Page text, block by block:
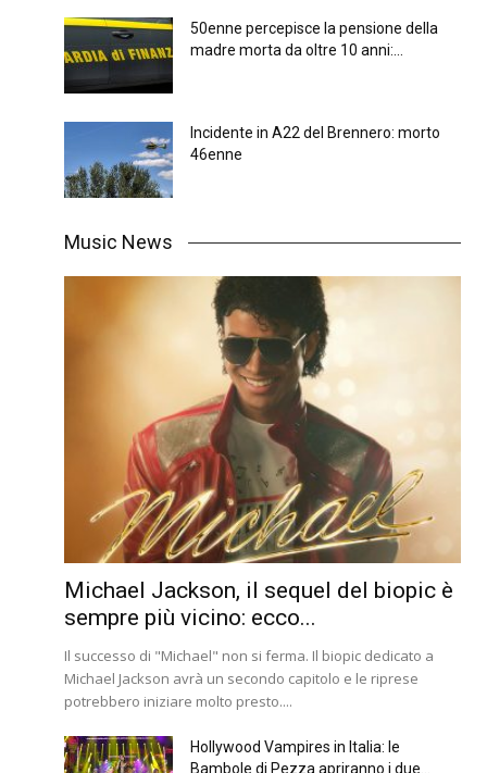
50enne percepisce la pensione della
madre morta da oltre 10 anni:...
Incidente in A22 del Brennero: morto
46enne
Music News
Michael Jackson, il sequel del biopic è
sempre più vicino: ecco...
Il successo di "Michael" non si ferma. Il biopic dedicato a
Michael Jackson avrà un secondo capitolo e le riprese
potrebbero iniziare molto presto....
Hollywood Vampires in Italia: le
Bambole di Pezza apriranno i due...